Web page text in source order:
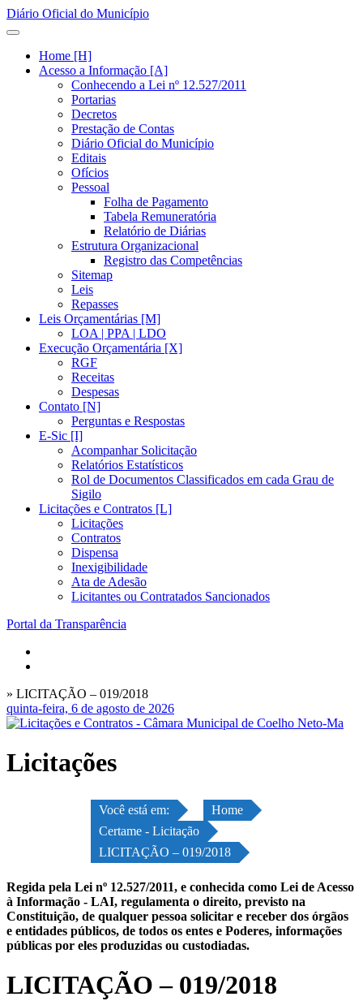
Diário Oficial do Município
Home [H]
Acesso a Informação [A]
Conhecendo a Lei nº 12.527/2011
Portarias
Decretos
Prestação de Contas
Diário Oficial do Município
Editais
Ofícios
Pessoal
Folha de Pagamento
Tabela Remuneratória
Relatório de Diárias
Estrutura Organizacional
Registro das Competências
Sitemap
Leis
Repasses
Leis Orçamentárias [M]
LOA | PPA | LDO
Execução Orçamentária [X]
RGF
Receitas
Despesas
Contato [N]
Perguntas e Respostas
E-Sic [I]
Acompanhar Solicitação
Relatórios Estatísticos
Rol de Documentos Classificados em cada Grau de
Sigilo
Licitações e Contratos [L]
Licitações
Contratos
Dispensa
Inexigibilidade
Ata de Adesão
Licitantes ou Contratados Sancionados
Portal da Transparência
» LICITAÇÃO – 019/2018
quinta-feira, 6 de agosto de 2026
Licitações
Você está em:
Home
Certame - Licitação
LICITAÇÃO – 019/2018
Regida pela Lei nº 12.527/2011, e conhecida como Lei de Acesso
à Informação - LAI, regulamenta o direito, previsto na
Constituição, de qualquer pessoa solicitar e receber dos órgãos
e entidades públicos, de todos os entes e Poderes, informações
públicas por eles produzidas ou custodiadas.
LICITAÇÃO – 019/2018